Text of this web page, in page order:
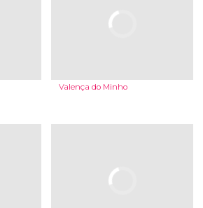
Valença do Minho